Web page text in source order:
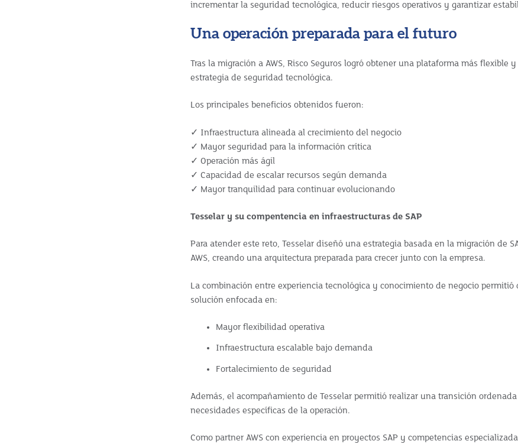
incrementar la seguridad tecnológica, reducir riesgos operativos y garantizar
Una operación preparada para el futuro
Tras la migración a AWS, Risco Seguros logró obtener una plataforma más flexible
estrategia de seguridad tecnológica.
Los principales beneficios obtenidos fueron:
✓ Infraestructura alineada al crecimiento del negocio
✓ Mayor seguridad para la información crítica
✓ Operación más ágil
✓ Capacidad de escalar recursos según demanda
✓ Mayor tranquilidad para continuar evolucionando
Tesselar y su compentencia en infraestructuras de SAP
Para atender este reto, Tesselar diseñó una estrategia basada en la migración de
AWS, creando una arquitectura preparada para crecer junto con la empresa.
La combinación entre experiencia tecnológica y conocimiento de negocio permitió
solución enfocada en:
Mayor flexibilidad operativa
Infraestructura escalable bajo demanda
Fortalecimiento de seguridad
Además, el acompañamiento de Tesselar permitió realizar una transición
necesidades específicas de la operación.
Como partner AWS con experiencia en proyectos SAP y competencias